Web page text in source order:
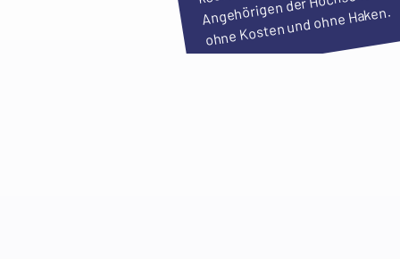
ohne Kosten und ohne Haken.